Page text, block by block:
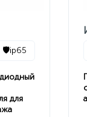
🛡️ip65
для